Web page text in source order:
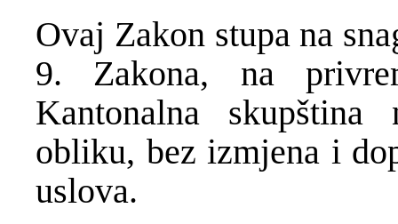
Ovaj Zakon stupa na
9. Zakona, na
Kantonalna
obliku, bez izmjena i
uslova.